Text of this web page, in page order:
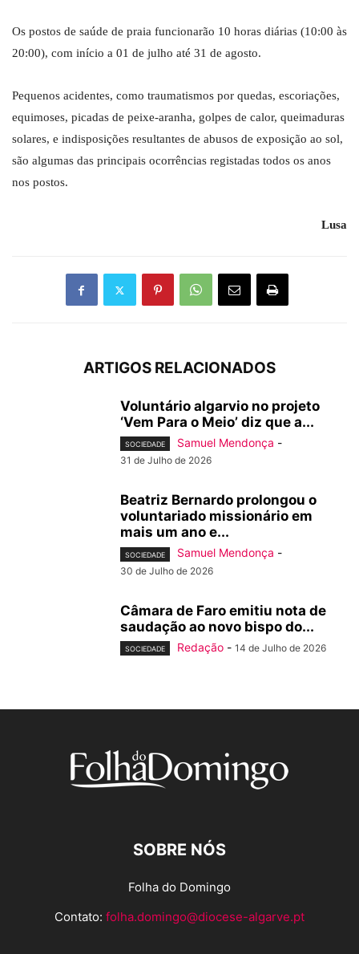
Os postos de saúde de praia funcionarão 10 horas diárias (10:00 às
20:00), com início a 01 de julho até 31 de agosto.
Pequenos acidentes, como traumatismos por quedas, escoriações,
equimoses, picadas de peixe-aranha, golpes de calor, queimaduras
solares, e indisposições resultantes de abusos de exposição ao sol,
são algumas das principais ocorrências registadas todos os anos
nos postos.
Lusa
ARTIGOS RELACIONADOS
Voluntário algarvio no projeto
‘Vem Para o Meio’ diz que a...
SOCIEDADE Samuel Mendonça -
31 de Julho de 2026
Beatriz Bernardo prolongou o
voluntariado missionário em
mais um ano e...
SOCIEDADE Samuel Mendonça -
30 de Julho de 2026
Câmara de Faro emitiu nota de
saudação ao novo bispo do...
SOCIEDADE Redação - 14 de Julho de 2026
SOBRE NÓS
Folha do Domingo
Contato: folha.domingo@diocese-algarve.pt